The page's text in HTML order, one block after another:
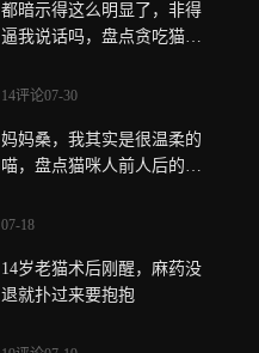
都暗示得这么明显了，非得
逼我说话吗，盘点贪吃猫咪
14评论07-30
妈妈桑，我其实是很温柔的
喵，盘点猫咪人前人后的两
07-18
14岁老猫术后刚醒，麻药没
退就扑过来要抱抱